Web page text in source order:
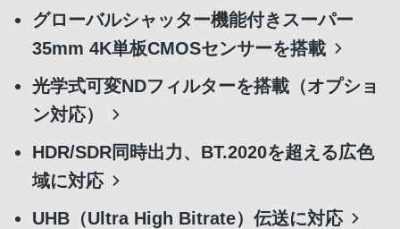
グローバルシャッター機能付きスーパー
35mm 4K単板CMOSセンサーを搭載
光学式可変NDフィルターを搭載（オプショ
ン対応）
HDR/SDR同時出力、BT.2020を超える広色
域に対応
UHB（Ultra High Bitrate）伝送に対応